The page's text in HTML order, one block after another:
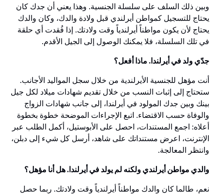
وبين ذلك السلف على سلسلة الجنسية. وهذا يعني أن جدك كان
يحتاج للتسجيل كمواطن أيرلندي قبل ولادة والدك، وكان والدك
يحتاج لأن يكون مواطناً أيرلندياً وقت ولادتك. إذا فُقدت أي حلقة
في تلك السلسلة، فلا يمكنك الوصول إلى الجيل الأقدم.
جدّي ولد في أيرلندا. ماذا أفعل؟
أنت مؤهل للجنسية الأيرلندية من خلال سجل المواليد الأجانب.
ستحتاج إلى إثبات النسب من خلال تقديم شهادات ميلاد لكل جيل
بينك وبين جدك المولود في أيرلندا، إلى جانب شهادات الزواج
والوفاة حسب الاقتضاء. اتبع الإجراءات الموضحة خطوة بخطوة
أعلاه: اجمع المستندات، احصل على الأبوستيل، أكمل الطلب عبر
الإنترنت، اعرض مستنداتك على شاهد، أرسل كل شيء إلى دبلن،
وانتظر المعالجة.
والدي مواطن أيرلندي ولكنه لم يولد في أيرلندا. هل أنا مؤهل؟
نعم، طالما كان والدك مواطناً أيرلندياً وقت ولادتك. ربما حصل